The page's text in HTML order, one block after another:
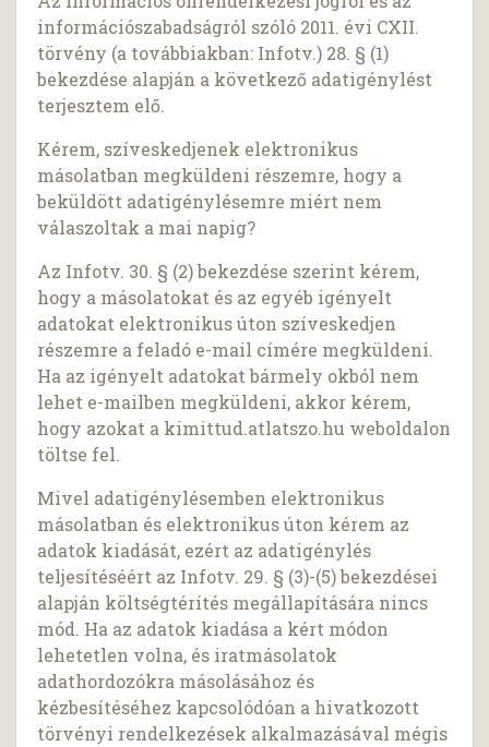
információszabadságról szóló 2011. évi CXII.
törvény (a továbbiakban: Infotv.) 28. § (1)
bekezdése alapján a következő adatigénylést
terjesztem elő.
Kérem, szíveskedjenek elektronikus
másolatban megküldeni részemre, hogy a
beküldött adatigénylésemre miért nem
válaszoltak a mai napig?
Az Infotv. 30. § (2) bekezdése szerint kérem,
hogy a másolatokat és az egyéb igényelt
adatokat elektronikus úton szíveskedjen
részemre a feladó e-mail címére megküldeni.
Ha az igényelt adatokat bármely okból nem
lehet e-mailben megküldeni, akkor kérem,
hogy azokat a kimittud.atlatszo.hu weboldalon
töltse fel.
Mivel adatigénylésemben elektronikus
másolatban és elektronikus úton kérem az
adatok kiadását, ezért az adatigénylés
teljesítéséért az Infotv. 29. § (3)-(5) bekezdései
alapján költségtérítés megállapítására nincs
mód. Ha az adatok kiadása a kért módon
lehetetlen volna, és iratmásolatok
adathordozókra másolásához és
kézbesítéséhez kapcsolódóan a hivatkozott
törvényi rendelkezések alkalmazásával mégis